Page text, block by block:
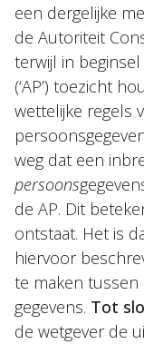
een dergelijke
de Autoriteit
terwijl in
(‘AP’) toezicht
wettelijke regels
weg dat een
persoons
de AP. Dit
ontstaat. Het is
hiervoor
te maken tussen
gegevens. Tot
de wetgever de